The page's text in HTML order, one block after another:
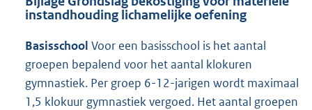
instandhouding lichamelijke oefening
Basisschool Voor een basisschool is het aantal
groepen bepalend voor het aantal klokuren
gymnastiek. Per groep 6-12-jarigen wordt maximaal
1,5 klokuur gymnastiek vergoed. Het aantal groepen